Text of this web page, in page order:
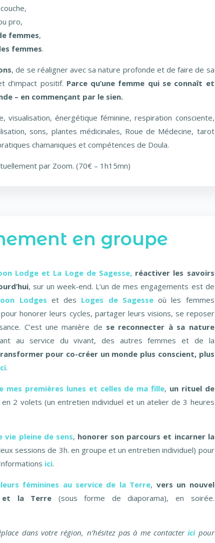
pro,
femmes,
femmes.
, de se réaligner avec sa nature profonde et de faire de sa
d’impact positif. Parce qu’une femme qui se connaît et
– en commençant par le sien.
visualisation, énergétique féminine, respiration consciente,
sons, plantes médicinales, Roue de Médecine, tarot
chamaniques et compétences de Doula.
par Zoom. (70€ – 1h15mn)
en groupe
Lodge et La Loge de Sagesse,réactiver les savoirs
, sur un week-end. L’un de mes engagements est de
Lodges et des Loges de Sagesseoù les femmes
honorer leurs cycles, partager leurs visions, se reposer
C’est une manière de se reconnecter à sa nature
au service du vivant, des autres femmes et de la
pour co-créer un monde plus conscient, plus
.
mes premières lunes et celles de ma fille, un rituel de
en 2 volets (un entretien individuel et un atelier de 3 heures
vie pleine de sens, honorer son parcours et incarner la
sessions de 3h. en groupe et un entretien individuel) pour
ici.
féminines au service de la Terre, vers un nouvel
et la Terre (sous forme de diaporama), en soirée.
dans votre région, n’hésitez pas à me contactericipour